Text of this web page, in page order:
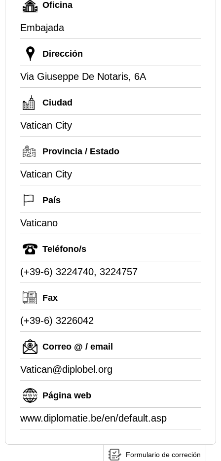
Oficina
Embajada
Dirección
Via Giuseppe De Notaris, 6A
Ciudad
Vatican City
Provincia / Estado
Vatican City
País
Vaticano
Teléfono/s
(+39-6) 3224740, 3224757
Fax
(+39-6) 3226042
Correo @ / email
Vatican@diplobel.org
Página web
www.diplomatie.be/en/default.asp
Formulario de correción